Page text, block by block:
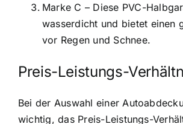
Marke C – Diese PVC-
wasserdicht und bietet einen
vor Regen und Schnee.
Preis-Leistungs-
Bei der Auswahl einer
wichtig, das Preis-Leistungs-